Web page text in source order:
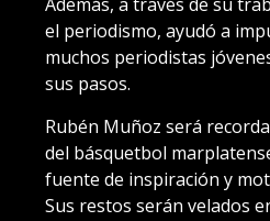
Además, a través de su
el periodismo, ayudó a
muchos periodistas
sus pasos.
Rubén Muñoz será
del básquetbol
fuente de inspiración y
Sus restos serán velados